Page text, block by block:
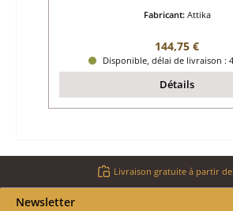
Fabricant: Attika
Prix régulier :
144,75 €
Disponible, délai de livraison :
Détails
Livraison gratuite à partir de
Newsletter